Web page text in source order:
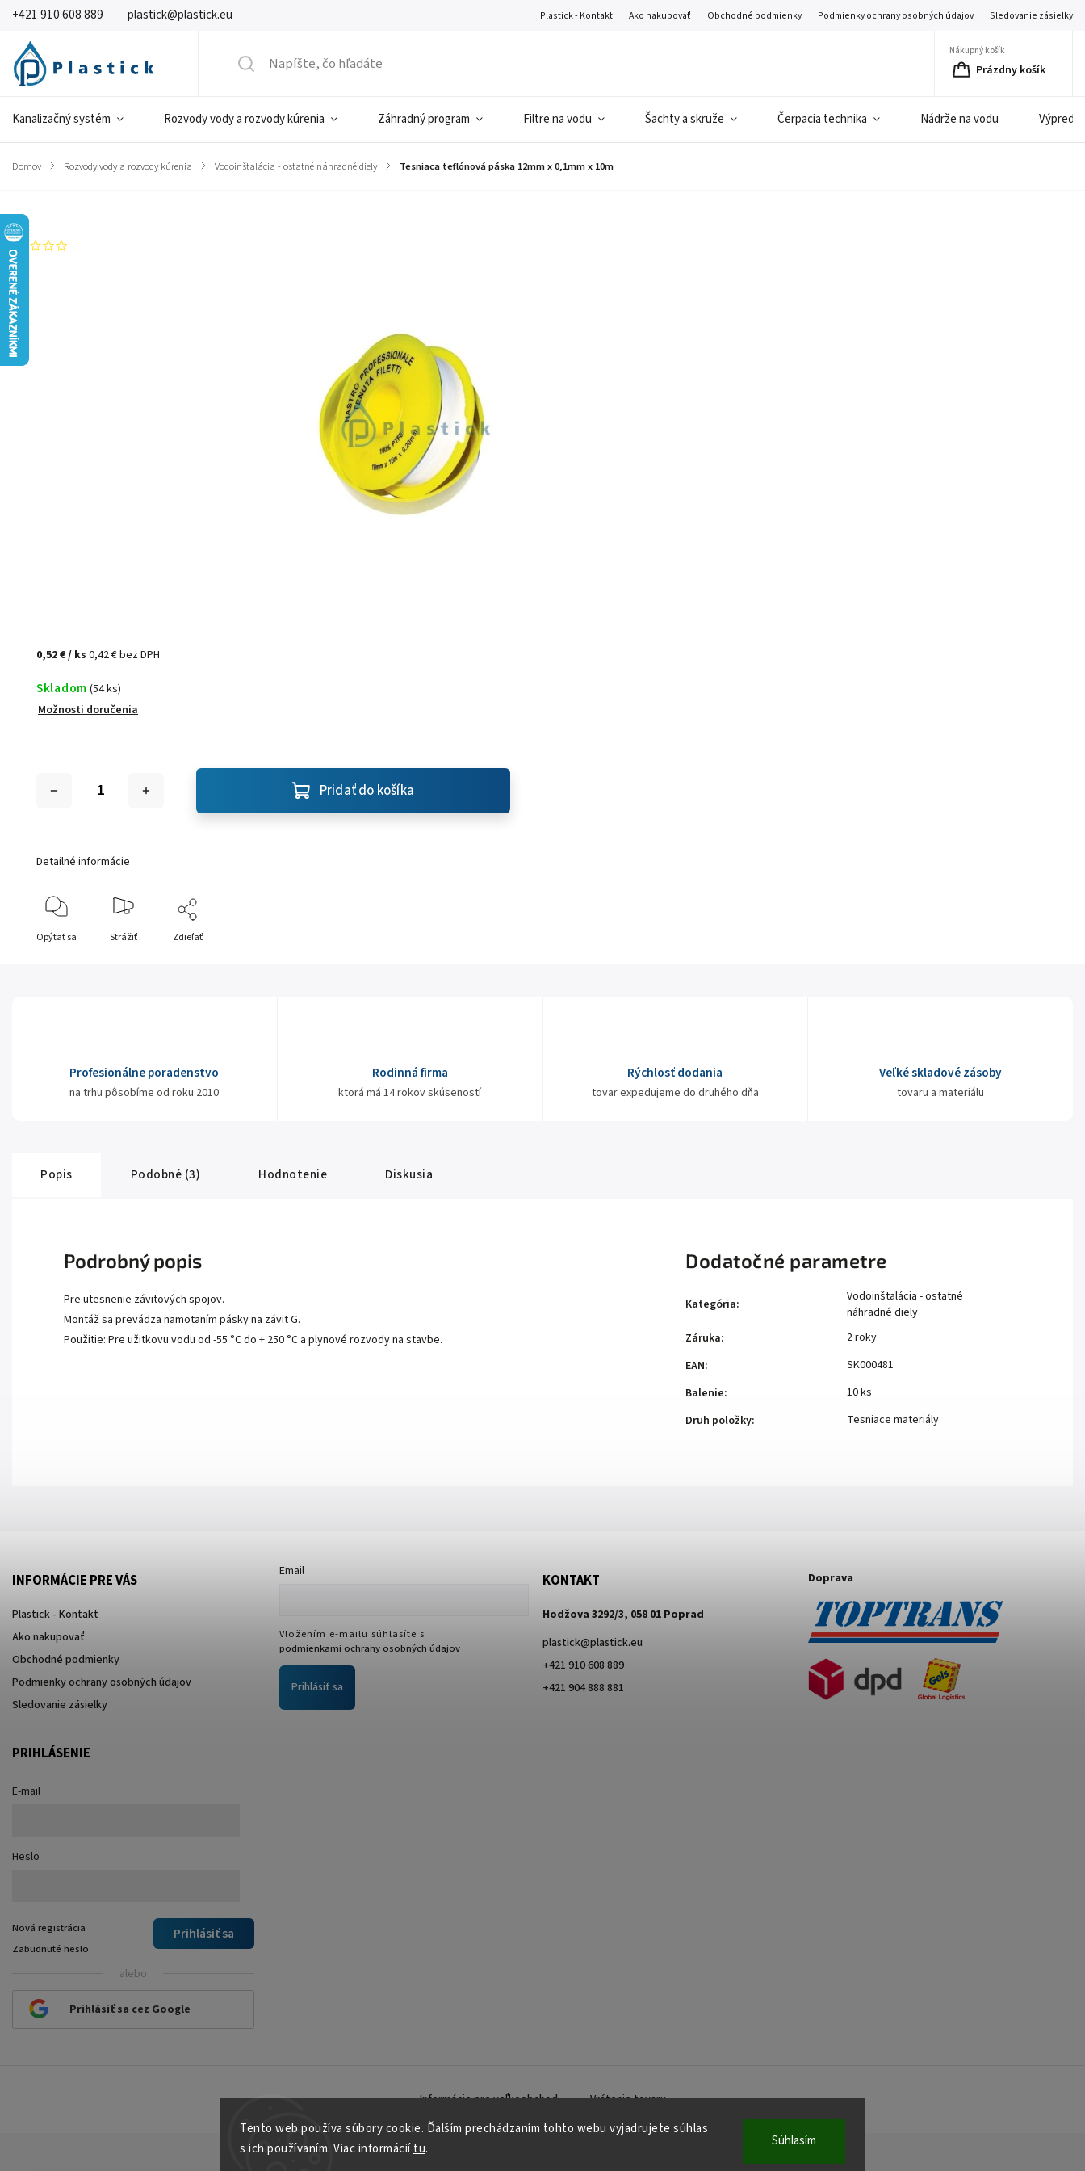
Tento web používa súbory cookie. Ďalším prechádzaním tohto webu vyjadrujete súhlas
s ich používaním. Viac informáciítu. Súhlasím
+421 910 608 889 plastick@plastick.eu Plastick - Kontakt Ako nakupovať Obchodné podmienky Podmienky ochrany osobných údajov Sledovanie zásielky
Nákupný košík
Prázdny košík
Kanalizačný systém Rozvody vody a rozvody kúrenia Záhradný program Filtre na vodu Šachty a skruže Čerpacia technika Nádrže na vodu
Domov / Rozvody vody a rozvody kúrenia / Vodoinštalácia - ostatné náhradné diely / Tesniaca teflónová páska 12mm x 0,1mm x 10m
Značka:
0,52 €/ ks0,42 € bez DPH
Skladom (54 ks)
Možnosti doručenia
Pridať do košíka
Detailné informácie
Opýtať sa Strážiť Zdieľať
Profesionálne poradenstvo
na trhu pôsobíme od roku 2010
Rodinná firma
ktorá má 14 rokov skúseností
Rýchlosť dodania
tovar expedujeme do druhého dňa
Veľké skladové zásoby
tovaru a materiálu
Popis Podobné (3) Hodnotenie Diskusia
Podrobný popis
Pre utesnenie závitových spojov.
Montáž sa prevádza namotaním pásky na závit G.
Použitie: Pre užitkovu vodu od -55 °C do + 250 °C a plynové rozvody na stavbe.
Dodatočné parametre
Kategória:
Vodoinštalácia - ostatné
náhradné diely
Záruka:
2 roky
EAN:
SK000481
Balenie:
10 ks
Druh položky: Tesniace materiály
INFORMÁCIE PRE VÁS
Plastick - Kontakt
Ako nakupovať
Obchodné podmienky
Podmienky ochrany osobných údajov
Sledovanie zásielky
Email
Vložením e-mailu súhlasíte s
podmienkami ochrany osobných údajov
Prihlásiť sa
KONTAKT
Hodžova 3292/3, 058 01 Poprad
plastick@plastick.eu
+421 910 608 889
+421 904 888 881
Doprava
PRIHLÁSENIE
E-mail
Heslo
Prihlásiť sa
Nová registrácia
Zabudnuté heslo
alebo
Prihlásiť sa cez Google
Informácie pre veľkoobchod Vrátenie tovaru